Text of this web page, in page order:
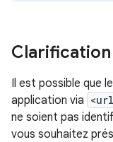
Clarification
Il est possible que
application via
ne soient pas
vous souhaitez